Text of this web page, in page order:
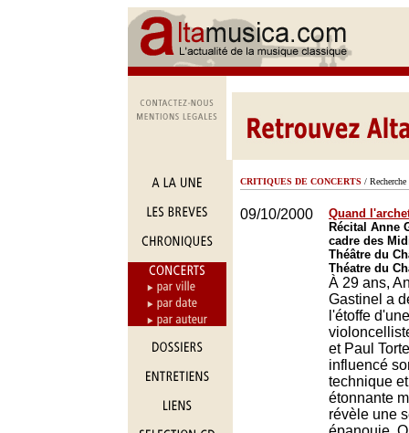
CRITIQUES DE CONCERTS / Recherche
09/10/2000
Quand
Récital Anne
cadre des
Théâtre du
Théatre du
À 29 ans,
Gastinel a
l'étoffe
et Paul
influencé
technique
étonnante
révèle une